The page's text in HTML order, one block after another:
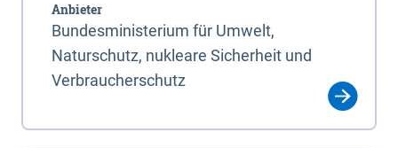
Anbieter
Bundesministerium für Umwelt,
Naturschutz, nukleare Sicherheit und
Verbraucherschutz